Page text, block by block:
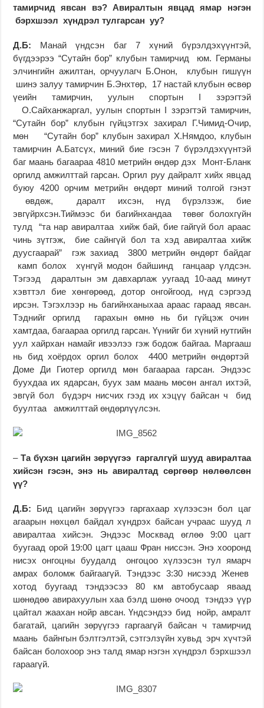
тамирчид явсан вэ? Авиралтын явцад ямар нэгэн
бэрхшээл хүндрэл тулгарсан уу?
Д.Б: Манай үндсэн баг 7 хүний бүрэлдэхүүнтэй,
бүгдээрээ “Сутайн бор” клубын тамирчид юм. Германы
элчингийн ажилтан, орчуулагч Б.Онон, клубын гишүүн
шинэ залуу тамирчин Б.Энхтөр, 17 настай клубын өсвөр
үеийн тамирчин, уулын спортын I зэрэгтэй
О.Сайханжаргал, уулын спортын I зэрэгтэй тамирчин,
“Сутайн бор” клубын гүйцэтгэх захирал Г.Чимид-Очир,
мөн “Сутайн бор” клубын захирал Х.Нямдоо, клубын
тамирчин А.Батсүх, миний бие гэсэн 7 бүрэлдэхүүнтэй
баг маань багаараа 4810 метрийн өндөр дэх Монт-Бланк
оргилд амжилттай гарсан. Оргил руу дайралт хийх явцад
буюу 4200 орчим метрийн өндөрт миний толгой гэнэт
өвдөж, даралт ихсэн, нүд бүрэлзэж, бие
эвгүйрхсэн.Тиймээс би багийнхандаа төвөг болохгүйн
тулд “та нар авиралтаа хийж бай, бие гайгүй бол араас
чинь зүтгэж, бие сайнгүй бол та хэд авиралтаа хийж
дуусгаарай” гэж захиад 3800 метрийн өндөрт байдаг
камп болох хүнгүй модон байшинд ганцаар үлдсэн.
Тэгээд даралтын эм давхарлаж уугаад 10-аад минут
хэвттэл бие хөнгөрөөд, дотор онгойгоод, нүд сэргээд
ирсэн. Тэгэхлээр нь багийнханыхаа араас гараад явсан.
Тэднийг оргилд гарахын өмнө нь би гүйцэж очин
хамтдаа, багаараа оргилд гарсан. Үүнийг би хүний нутгийн
уул хайрхан намайг ивээлээ гэж бодож байгаа. Маргааш
нь бид хоёрдох оргил болох 4400 метрийн өндөртэй
Доме Ди Гиотер оргилд мөн багаараа гарсан. Эндээс
буухдаа их ядарсан, буух зам маань мөсөн ангал ихтэй,
эвгүй бол бүдэрч нисчих гээд их хэцүү байсан ч бид
буултаа амжилттай өндөрлүүлсэн.
–Та бүхэн цагийн зөрүүгээ гаргалгүй шууд авиралтаа
хийсэн гэсэн, энэ нь авиралтад сөргөөр нөлөөлсөн
үү?
Д.Б: Бид цагийн зөрүүгээ гаргахаар хүлээсэн бол цаг
агаарын нөхцөл байдал хүндрэх байсан учраас шууд л
авиралтаа хийсэн. Эндээс Москвад өглөө 9:00 цагт
буугаад орой 19:00 цагт цааш Фран ниссэн. Энэ хооронд
нисэх онгоцны буудалд онгоцоо хүлээсэн тул ямарч
амрах боломж байгаагүй. Тэндээс 3:30 нисээд Женев
хотод буугаад тэндээсээ 80 км автобусаар яваад
шөнөдөө авирахуулын хаа бэлд шөнө очоод тэндээ үүр
цайтал жаахан нойр авсан. Үндсэндээ бид нойр, амралт
багатай, цагийн зөрүүгээ гаргаагүй байсан ч тамирчид
маань байнгын бэлтгэлтэй, сэтгэлзүйн хувьд эрч хүчтэй
байсан болохоор энэ талд ямар нэгэн хүндрэл бэрхшээл
гараагүй.